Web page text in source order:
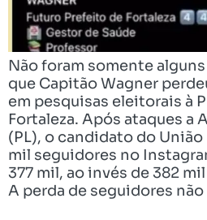
Não foram somente
que Capitão Wagner
em pesquisas eleitorais à
Fortaleza. Após ataques a
(PL), o candidato do
mil seguidores no
377 mil, ao invés de 382
A perda de seguidores